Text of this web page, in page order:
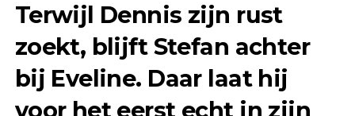
Terwijl Dennis zijn rust
zoekt, blijft Stefan achter
bij Eveline. Daar laat hij
voor het eerst echt in zijn